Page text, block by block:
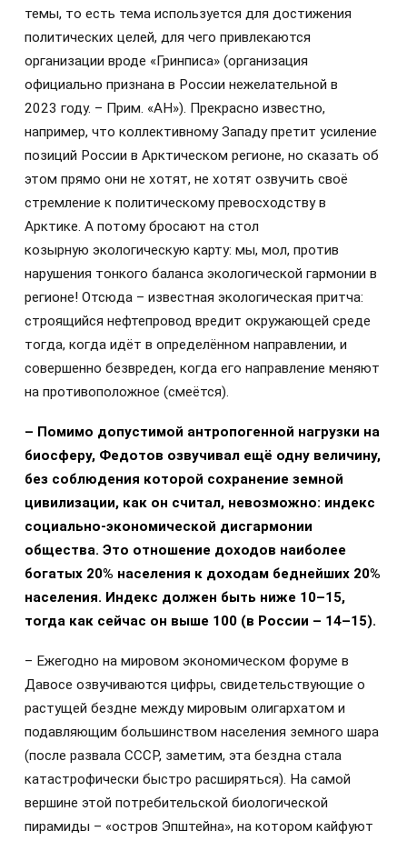
темы, то есть тема используется для достижения
политических целей, для чего привлекаются
организации вроде «Гринписа» (организация
официально признана в России нежелательной в
2023 году. – Прим. «АН»). Прекрасно известно,
например, что коллективному Западу претит усиление
позиций России в Арктическом регионе, но сказать об
этом прямо они не хотят, не хотят озвучить своё
стремление к политическому превосходству в
Арктике. А потому бросают на стол
козырную экологическую карту: мы, мол, против
нарушения тонкого баланса экологической гармонии в
регионе! Отсюда – известная экологическая притча:
строящийся нефтепровод вредит окружающей среде
тогда, когда идёт в определённом направлении, и
совершенно безвреден, когда его направление меняют
на противоположное (смеётся).
– Помимо допустимой антропогенной нагрузки на
биосферу, Федотов озвучивал ещё одну величину,
без соблюдения которой сохранение земной
цивилизации, как он считал, невозможно: индекс
социально-экономической дисгармонии
общества. Это отношение доходов наиболее
богатых 20% населения к доходам беднейших 20%
населения. Индекс должен быть ниже 10–15,
тогда как сейчас он выше 100 (в России – 14–15).
– Ежегодно на мировом экономическом форуме в
Давосе озвучиваются цифры, свидетельствующие о
растущей бездне между мировым олигархатом и
подавляющим большинством населения земного шара
(после развала СССР, заметим, эта бездна стала
катастрофически быстро расширяться). На самой
вершине этой потребительской биологической
пирамиды – «остров Эпштейна», на котором кайфуют